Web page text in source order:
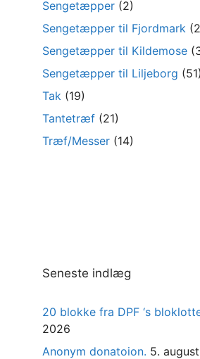
Sengetæpper (2)
Sengetæpper til Fjordmark
Sengetæpper til Kildemose
Sengetæpper til Liljeborg (51)
Tak (19)
Tantetræf (21)
Træf/Messer (14)
Seneste indlæg
20 blokke fra DPF ‘s
2026
Anonym donatoion. 5.